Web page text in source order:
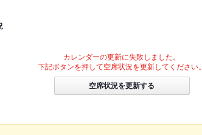
カレンダーの更新に失敗しました。
下記ボタンを押して空席状況を更新してください。
空席状況を更新する